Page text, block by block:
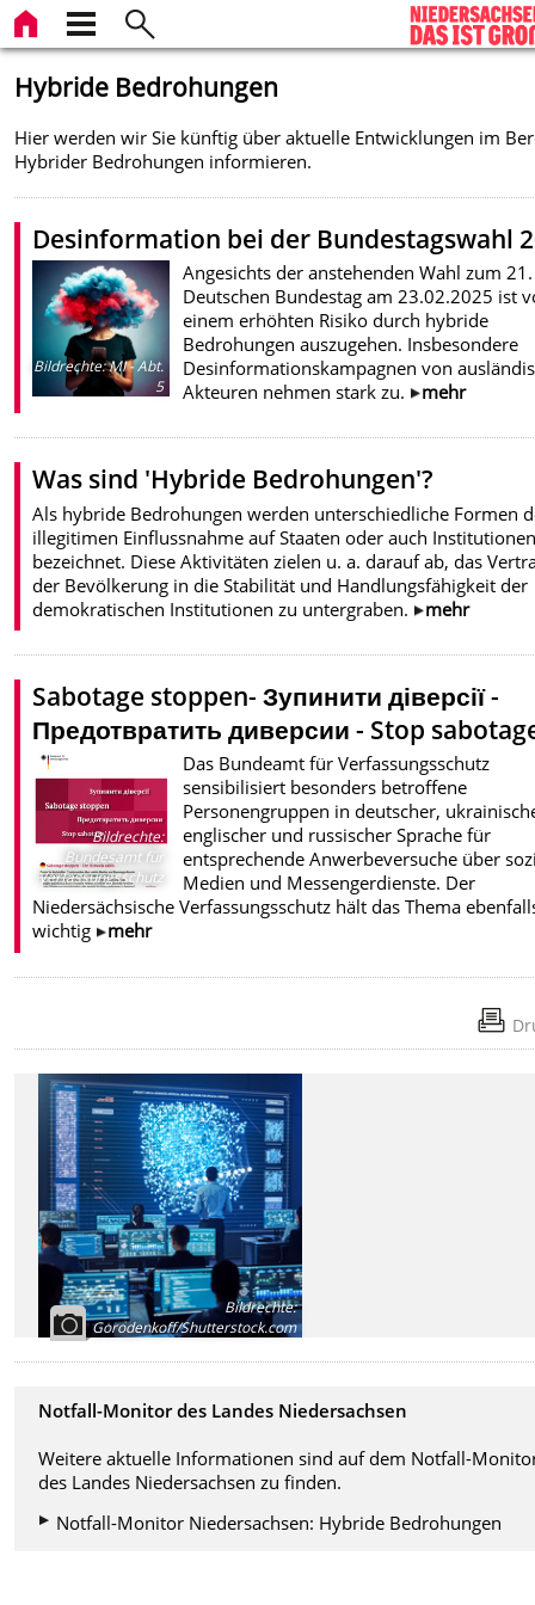
Hybride Bedrohungen
Hier werden wir Sie künftig über aktuelle Entwicklungen im
Hybrider Bedrohungen informieren.
Desinformation bei der Bundestagswahl
Bildrechte:MI - Abt.
5
Angesichts der anstehenden Wahl zum 21.
Deutschen Bundestag am 23.02.2025 ist
einem erhöhten Risiko durch hybride
Bedrohungen auszugehen. Insbesondere
Desinformationskampagnen von
Akteuren nehmen stark zu.
mehr
Was sind 'Hybride Bedrohungen'?
Als hybride Bedrohungen werden unterschiedliche Formen
illegitimen Einflussnahme auf Staaten oder auch
bezeichnet. Diese Aktivitäten zielen u. a. darauf ab, das
der Bevölkerung in die Stabilität und Handlungsfähigkeit der
demokratischen Institutionen zu untergraben.
mehr
Sabotage stoppen- Зупинити діверсії -
Предотвратить диверсии - Stop
Bildrechte:
Bundesamt für
Verfassungsschutz
Das Bundeamt für Verfassungsschutz
sensibilisiert besonders betroffene
Personengruppen in deutscher,
englischer und russischer Sprache für
entsprechende Anwerbeversuche über
Medien und Messengerdienste. Der
Niedersächsische Verfassungsschutz hält das Thema
wichtig
mehr
Bildrechte:
Gorodenkoff/Shutterstock.com
Notfall-Monitor des Landes Niedersachsen
Weitere aktuelle Informationen sind auf dem Notfall-
des Landes Niedersachsen zu finden.
Notfall-Monitor Niedersachsen: Hybride Bedrohungen